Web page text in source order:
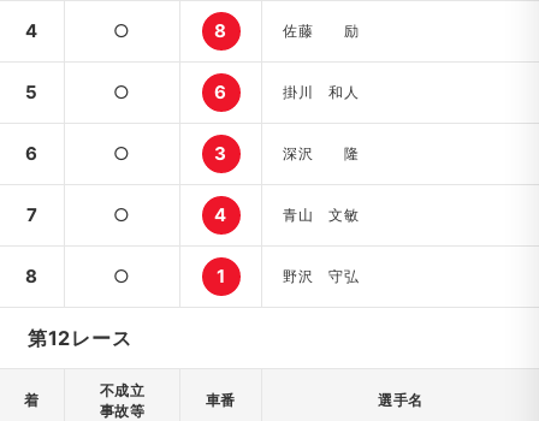
4 ○ 8 佐藤 励
5 ○ 6 掛川 和人
6 ○ 3 深沢 隆
7 ○ 4 青山 文敏
8 ○ 1 野沢 守弘
第12レース
着
不成立
事故等
車番 選手名